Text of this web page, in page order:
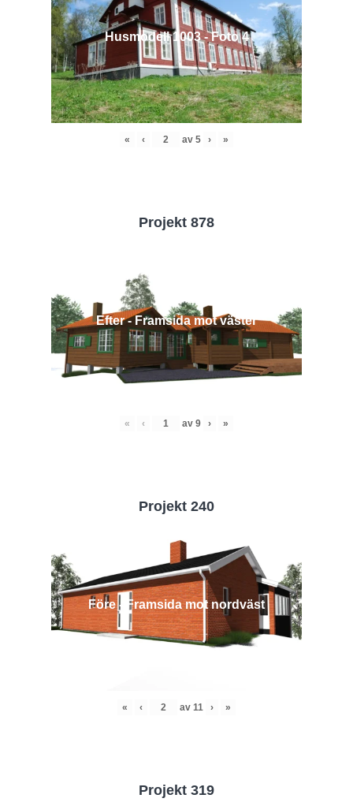
Husmodell 1003 - Foto 4
« ‹ av 5 › »
Projekt 878
Efter - Framsida mot väster
« ‹ av 9 › »
Projekt 240
Före - Framsida mot nordväst
« ‹ av 11 › »
Projekt 319